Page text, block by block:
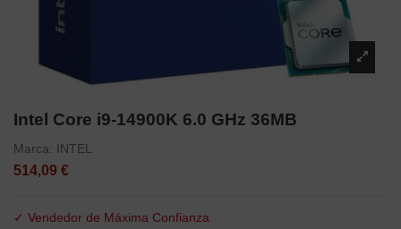
Intel Core i9-14900K 6.0 GHz 36MB
Marca: INTEL
514,09 €
✓ Vendedor de Máxima Confianza